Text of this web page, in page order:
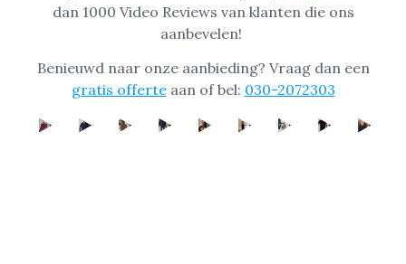
dan 1000 Video Reviews van klanten die ons
aanbevelen!
Benieuwd naar onze aanbieding? Vraag dan een
gratis offerteaan of bel: 030-2072303